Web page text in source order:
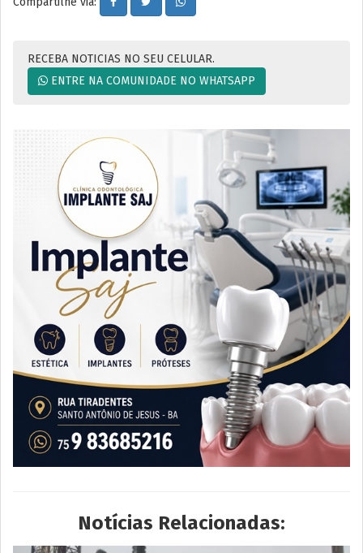
RECEBA NOTICIAS NO SEU CELULAR.
ENTRE NA COMUNIDADE NO WHATSAPP
Notícias Relacionadas: